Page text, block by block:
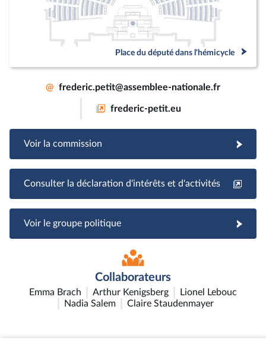
Place du député dans l'hémicycle
@ frederic.petit@assemblee-nationale.fr
frederic-petit.eu
Voir la commission
Consulter la déclaration d'intérêts et d'activités
Voir le groupe politique
Collaborateurs
Emma Brach Arthur Kenigsberg
Lionel Lebouc
Nadia Salem
Claire Staudenmayer